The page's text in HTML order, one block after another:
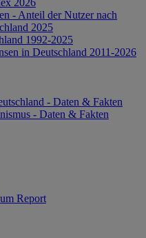
- Anteil der Nutzer nach
2025
1992-2025
in Deutschland 2011-2026
- Daten & Fakten
- Daten & Fakten
Report